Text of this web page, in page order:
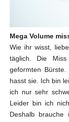
Mega Volume
Wie ihr wisst,
täglich. Die
geformten
hasst sie. Ich bin
ich nur sehr
Leider bin ich
Deshalb